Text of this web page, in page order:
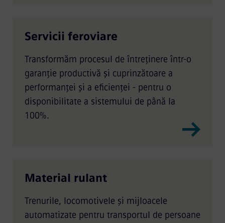
Servicii feroviare
Transformăm procesul de întreținere într-o
garanție productivă și cuprinzătoare a
performanței și a eficienței - pentru o
disponibilitate a sistemului de până la
100%.
Material rulant
Trenurile, locomotivele și mijloacele
automatizate pentru transportul de persoane